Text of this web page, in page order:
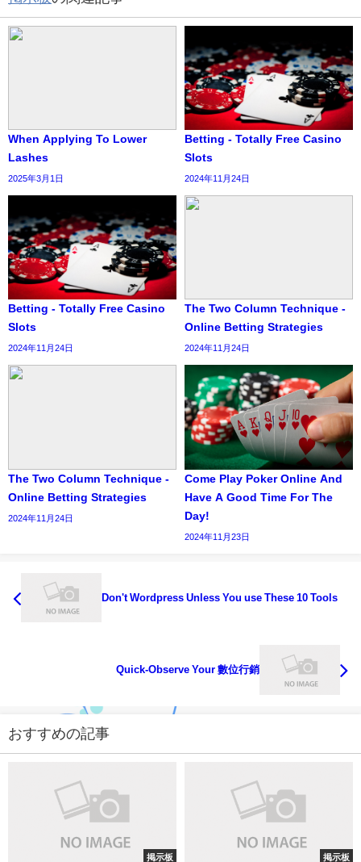
When Applying To Lower
Lashes
2025年3月1日
Betting - Totally Free Casino
Slots
2024年11月24日
Betting - Totally Free Casino
Slots
2024年11月24日
The Two Column Technique -
Online Betting Strategies
2024年11月24日
The Two Column Technique -
Online Betting Strategies
2024年11月24日
Come Play Poker Online And
Have A Good Time For The
Day!
2024年11月23日
Don't Wordpress Unless You use These 10 Tools
Quick-Observe Your 數位行銷
おすすめの記事
掲示板 掲示板